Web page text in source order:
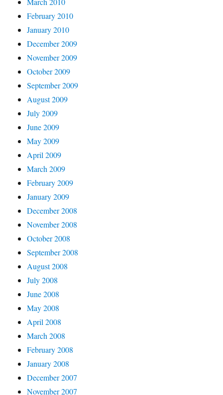
February 2010
January 2010
December 2009
November 2009
October 2009
September 2009
August 2009
July 2009
June 2009
May 2009
April 2009
March 2009
February 2009
January 2009
December 2008
November 2008
October 2008
September 2008
August 2008
July 2008
June 2008
May 2008
April 2008
March 2008
February 2008
January 2008
December 2007
November 2007